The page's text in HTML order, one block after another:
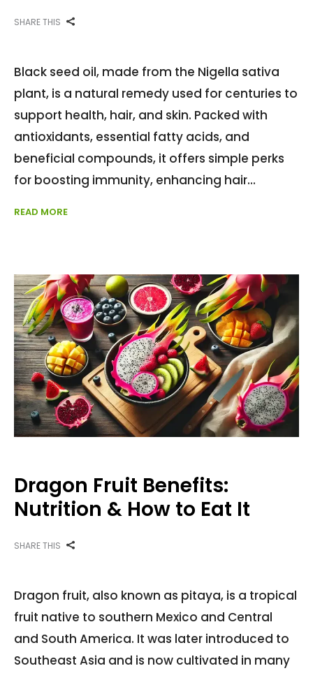
SHARE THIS
Black seed oil, made from the Nigella sativa
plant, is a natural remedy used for centuries to
support health, hair, and skin. Packed with
antioxidants, essential fatty acids, and
beneficial compounds, it offers simple perks
for boosting immunity, enhancing hair
READ MORE
Dragon Fruit Benefits:
Nutrition & How to Eat It
SHARE THIS
Dragon fruit, also known as pitaya, is a tropical
fruit native to southern Mexico and Central
and South America. It was later introduced to
Southeast Asia and is now cultivated in many